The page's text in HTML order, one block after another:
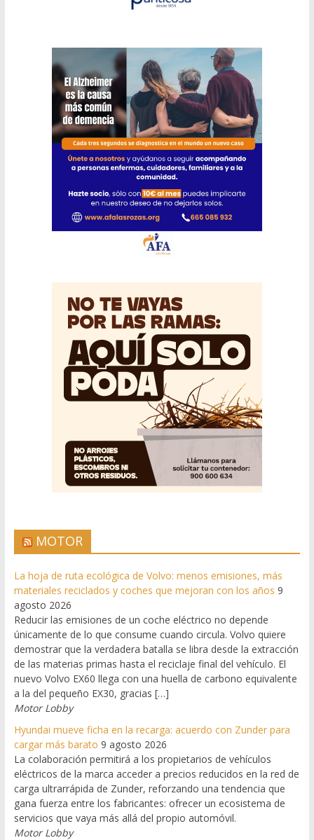
MOTOR
La hoja de ruta ecológica de Volvo: menos emisiones, más
materiales reciclados y coches que mejoran con los años 9
agosto 2026
Reducir las emisiones de un coche eléctrico no depende
únicamente de lo que consume cuando circula. Volvo quiere
demostrar que la verdadera batalla se libra desde la extracción
de las materias primas hasta el reciclaje final del vehículo. El
nuevo Volvo EX60 llega con una huella de carbono equivalente
a la del pequeño EX30, gracias […]
Motor Lobby
Hyundai mueve ficha en la recarga: acuerdo con Zunder para
cargar más barato 9 agosto 2026
La colaboración permitirá a los propietarios de vehículos
eléctricos de la marca acceder a precios reducidos en la red de
carga ultrarrápida de Zunder, reforzando una tendencia que
gana fuerza entre los fabricantes: ofrecer un ecosistema de
servicios que vaya más allá del propio automóvil.
Motor Lobby